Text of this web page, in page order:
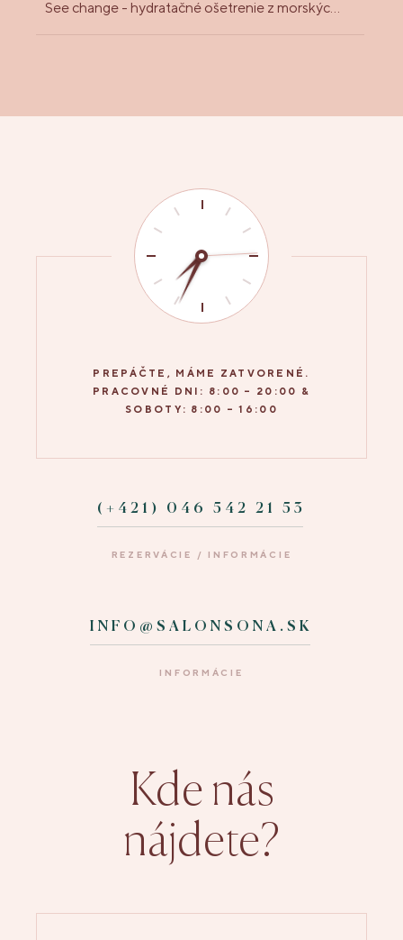
See change - hydratačné ošetrenie z morských rias
PREPÁČTE, MÁME ZATVORENÉ.
PRACOVNÉ DNI: 8:00 – 20:00 &
SOBOTY: 8:00 – 16:00
(+421) 046 542 21 53
REZERVÁCIE / INFORMÁCIE
INFO@SALONSONA.SK
INFORMÁCIE
Kde nás
nájdete?